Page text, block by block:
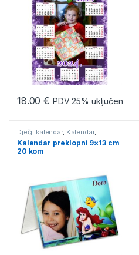
18.00€ PDV 25% uključen
Dječji kalendar, Kalendar,
Kalendari
Kalendar preklopni 9×13 cm
20 kom